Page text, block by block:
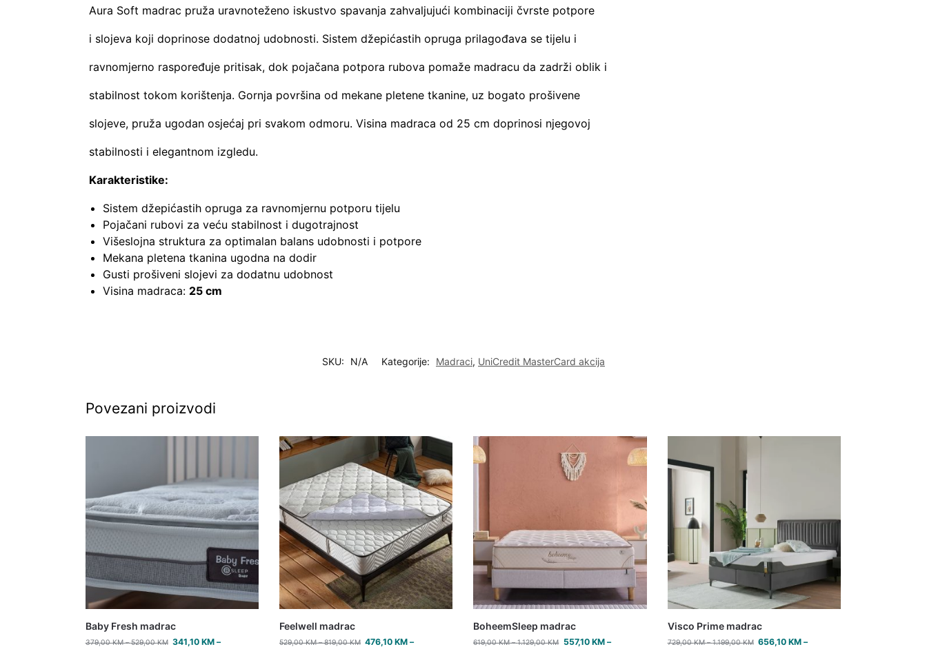
Aura Soft madrac pruža uravnoteženo iskustvo spavanja zahvaljujući kombinaciji čvrste potpore
i slojeva koji doprinose dodatnoj udobnosti. Sistem džepićastih opruga prilagođava se tijelu i
ravnomjerno raspoređuje pritisak, dok pojačana potpora rubova pomaže madracu da zadrži oblik i
stabilnost tokom korištenja. Gornja površina od mekane pletene tkanine, uz bogato prošivene
slojeve, pruža ugodan osjećaj pri svakom odmoru. Visina madraca od 25 cm doprinosi njegovoj
stabilnosti i elegantnom izgledu.
Karakteristike:
Sistem džepićastih opruga za ravnomjernu potporu tijelu
Pojačani rubovi za veću stabilnost i dugotrajnost
Višeslojna struktura za optimalan balans udobnosti i potpore
Mekana pletena tkanina ugodna na dodir
Gusti prošiveni slojevi za dodatnu udobnost
Visina madraca: 25 cm
SKU: N/A Kategorije: Madraci, UniCredit MasterCard akcija
Povezani proizvodi
Baby Fresh madrac
379,00KM – 529,00KM 341,10KM –
Feelwell madrac
529,00KM – 819,00KM 476,10KM –
BoheemSleep madrac
619,00KM – 1.129,00KM 557,10 KM –
Visco Prime madrac
729,00KM – 1.199,00KM 656,10KM –